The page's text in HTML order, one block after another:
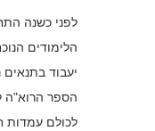
לפני כשנה
הלימודים
יעבוד
הספר הרוא"ה
לכולם עמדות